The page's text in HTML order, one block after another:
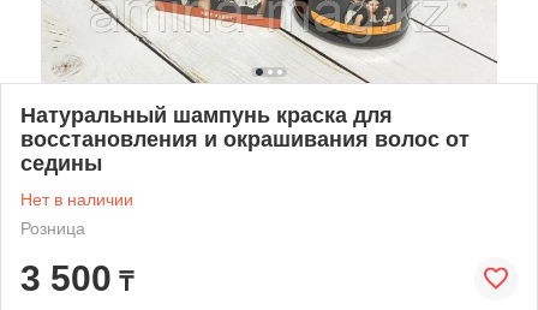
Натуральный шампунь краска для
восстановления и окрашивания волос от
седины
Нет в наличии
Розница
3 500 ₸